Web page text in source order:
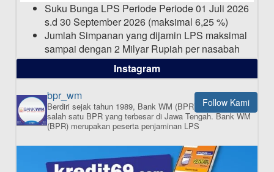
Suku Bunga LPS Periode Periode 01 Juli 2026
s.d 30 September 2026 (maksimal 6,25 %)
Jumlah Simpanan yang dijamin LPS maksimal
sampai dengan 2 Milyar Rupiah per nasabah
dalam satu bank
ISI APLIKASI SEKARANG
Instagram
Follow Kami
bpr_wm
Berdiri sejak tahun 1989, Bank WM (BPR) merupakan
salah satu BPR yang terbesar di Jawa Tengah.Bank WM
(BPR) merupakan peserta penjaminan LPS